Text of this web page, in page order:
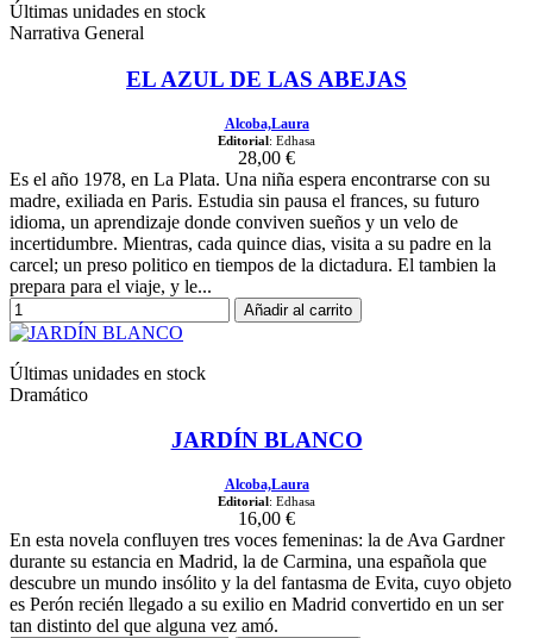
Últimas unidades en stock
Narrativa General
EL AZUL DE LAS ABEJAS
Alcoba,Laura
Editorial: Edhasa
28,00 €
Es el año 1978, en La Plata. Una niña espera encontrarse con su
madre, exiliada en Paris. Estudia sin pausa el frances, su futuro
idioma, un aprendizaje donde conviven sueños y un velo de
incertidumbre. Mientras, cada quince dias, visita a su padre en la
carcel; un preso politico en tiempos de la dictadura. El tambien la
prepara para el viaje, y le...
Añadir al carrito
Últimas unidades en stock
Dramático
JARDÍN BLANCO
Alcoba,Laura
Editorial: Edhasa
16,00 €
En esta novela confluyen tres voces femeninas: la de Ava Gardner
durante su estancia en Madrid, la de Carmina, una española que
descubre un mundo insólito y la del fantasma de Evita, cuyo objeto
es Perón recién llegado a su exilio en Madrid convertido en un ser
tan distinto del que alguna vez amó.